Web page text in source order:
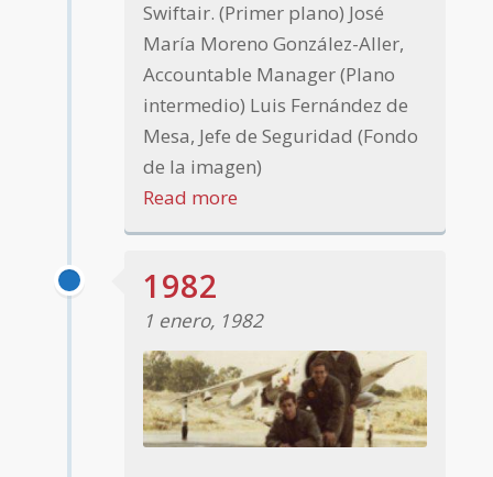
Swiftair. (Primer plano) José
María Moreno González-Aller,
Accountable Manager (Plano
intermedio) Luis Fernández de
Mesa, Jefe de Seguridad (Fondo
de la imagen)
Read more
1982
1 enero, 1982